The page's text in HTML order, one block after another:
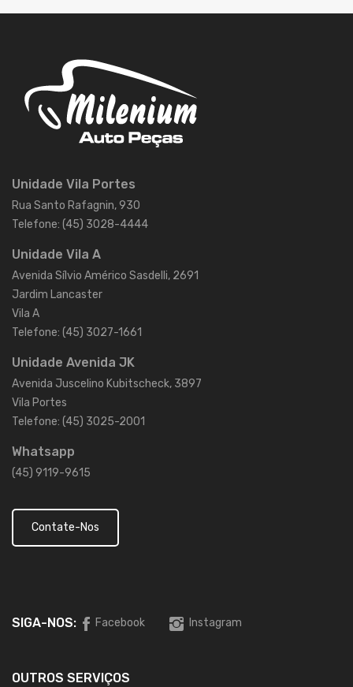
Unidade Vila Portes
Rua Santo Rafagnin, 930
Telefone: (45) 3028-4444
Unidade Vila A
Avenida Sílvio Américo Sasdelli, 2691
Jardim Lancaster
Vila A
Telefone: (45) 3027-1661
Unidade Avenida JK
Avenida Juscelino Kubitscheck, 3897
Vila Portes
Telefone: (45) 3025-2001
Whatsapp
(45) 9119-9615
Contate-Nos
SIGA-NOS: Facebook Instagram
OUTROS SERVIÇOS